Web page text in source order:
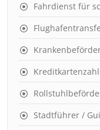
Fahrdienst für
Stadtführer /